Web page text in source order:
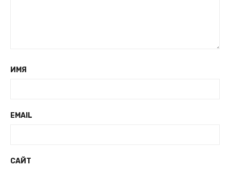
ИМЯ
EMAIL
САЙТ